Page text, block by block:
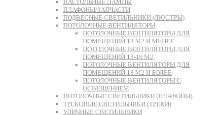
НАСТОЛЬНЫЕ ЛАМПЫ
ПЛАФОНЫ/ЗАПЧАСТИ
ПОДВЕСНЫЕ СВЕТИЛЬНИКИ (ЛЮСТРЫ)
ПОТОЛОЧНЫЕ ВЕНТИЛЯТОРЫ
ПОТОЛОЧНЫЕ ВЕНТИЛЯТОРЫ ДЛЯ
ПОМЕЩЕНИЙ 13 М2 И МЕНЕЕ
ПОТОЛОЧНЫЕ ВЕНТИЛЯТОРЫ ДЛЯ
ПОМЕЩЕНИЙ 13-18 М2
ПОТОЛОЧНЫЕ ВЕНТИЛЯТОРЫ ДЛЯ
ПОМЕЩЕНИЙ 18 М2 И БОЛЕЕ
ПОТОЛОЧНЫЕ ВЕНТИЛЯТОРЫ С
ОСВЕЩЕНИЕМ
ПОТОЛОЧНЫЕ СВЕТИЛЬНИКИ (ПЛАФОНЫ)
ТРЕКОВЫЕ СВЕТИЛЬНИКИ (ТРЕКИ)
УЛИЧНЫЕ СВЕТИЛЬНИКИ